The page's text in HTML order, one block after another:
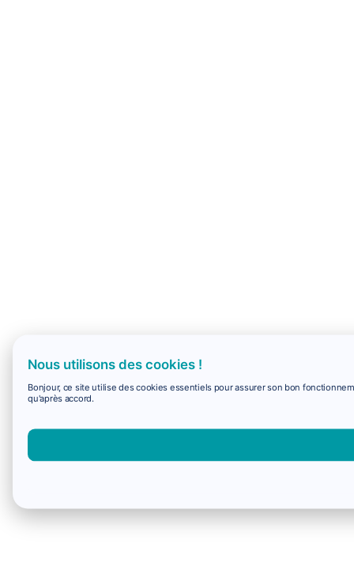
Nous utilisons des cookies !
Bonjour, ce site utilise des cookies essentiels pour assurer son bon
qu'après accord.